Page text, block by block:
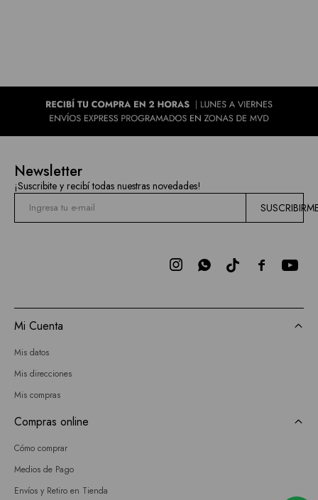
Newsletter
¡Suscribite y recibí todas nuestras novedades!

 
Mi Cuenta
Mis datos
Mis direcciones
Mis compras
Compras online
Cómo comprar
Medios de Pago
Envíos y Retiro en Tienda